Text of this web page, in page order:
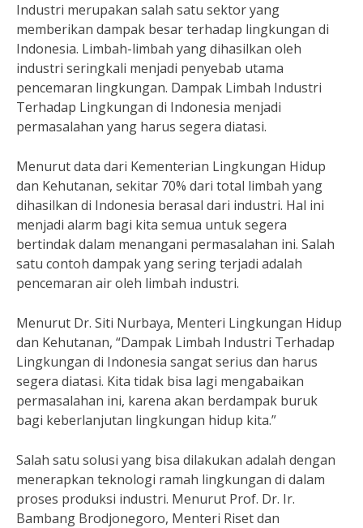
Industri merupakan salah satu sektor yang
memberikan dampak besar terhadap lingkungan di
Indonesia. Limbah-limbah yang dihasilkan oleh
industri seringkali menjadi penyebab utama
pencemaran lingkungan. Dampak Limbah Industri
Terhadap Lingkungan di Indonesia menjadi
permasalahan yang harus segera diatasi.
Menurut data dari Kementerian Lingkungan Hidup
dan Kehutanan, sekitar 70% dari total limbah yang
dihasilkan di Indonesia berasal dari industri. Hal ini
menjadi alarm bagi kita semua untuk segera
bertindak dalam menangani permasalahan ini. Salah
satu contoh dampak yang sering terjadi adalah
pencemaran air oleh limbah industri.
Menurut Dr. Siti Nurbaya, Menteri Lingkungan Hidup
dan Kehutanan, “Dampak Limbah Industri Terhadap
Lingkungan di Indonesia sangat serius dan harus
segera diatasi. Kita tidak bisa lagi mengabaikan
permasalahan ini, karena akan berdampak buruk
bagi keberlanjutan lingkungan hidup kita.”
Salah satu solusi yang bisa dilakukan adalah dengan
menerapkan teknologi ramah lingkungan di dalam
proses produksi industri. Menurut Prof. Dr. Ir.
Bambang Brodjonegoro, Menteri Riset dan